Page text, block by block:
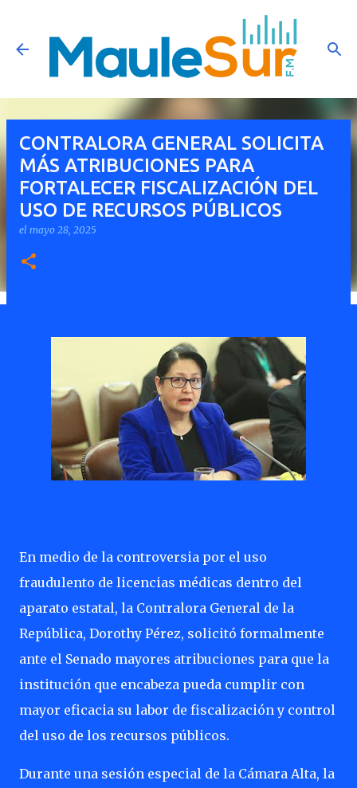
Ir al contenido principal
CONTRALORA GENERAL SOLICITA
MÁS ATRIBUCIONES PARA
FORTALECER FISCALIZACIÓN DEL
USO DE RECURSOS PÚBLICOS
el mayo 28, 2025
En medio de la controversia por el uso
fraudulento de licencias médicas dentro del
aparato estatal, la Contralora General de la
República, Dorothy Pérez, solicitó formalmente
ante el Senado mayores atribuciones para que la
institución que encabeza pueda cumplir con
mayor eficacia su labor de fiscalización y control
del uso de los recursos públicos.
Durante una sesión especial de la Cámara Alta, la